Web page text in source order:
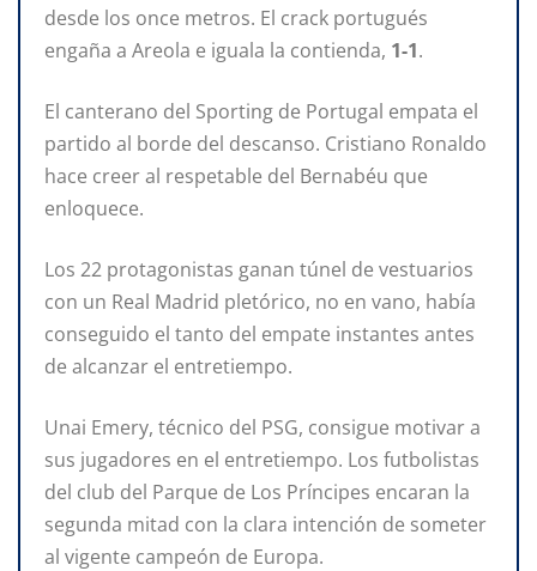
desde los once metros. El crack portugués
engaña a Areola e iguala la contienda, 1-1.
El canterano del Sporting de Portugal empata el
partido al borde del descanso. Cristiano Ronaldo
hace creer al respetable del Bernabéu que
enloquece.
Los 22 protagonistas ganan túnel de vestuarios
con un Real Madrid pletórico, no en vano, había
conseguido el tanto del empate instantes antes
de alcanzar el entretiempo.
Unai Emery, técnico del PSG, consigue motivar a
sus jugadores en el entretiempo. Los futbolistas
del club del Parque de Los Príncipes encaran la
segunda mitad con la clara intención de someter
al vigente campeón de Europa.